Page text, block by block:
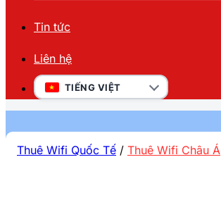
Tin tức
Liên hệ
TIẾNG VIỆT
Thuê Wifi Quốc Tế / Thuê Wifi Châu Á